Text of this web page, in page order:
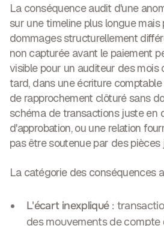
La conséquence audit d'une
sur une timeline plus longue mais
dommages structurellement
non capturée avant le paiement
visible pour un auditeur des mois
tard, dans une écriture
de rapprochement clôturé sans
schéma de transactions juste en
d'approbation, ou une relation
pas être soutenue par des pièces
La catégorie des conséquences
L'écart inexpliqué:
des mouvements de compte